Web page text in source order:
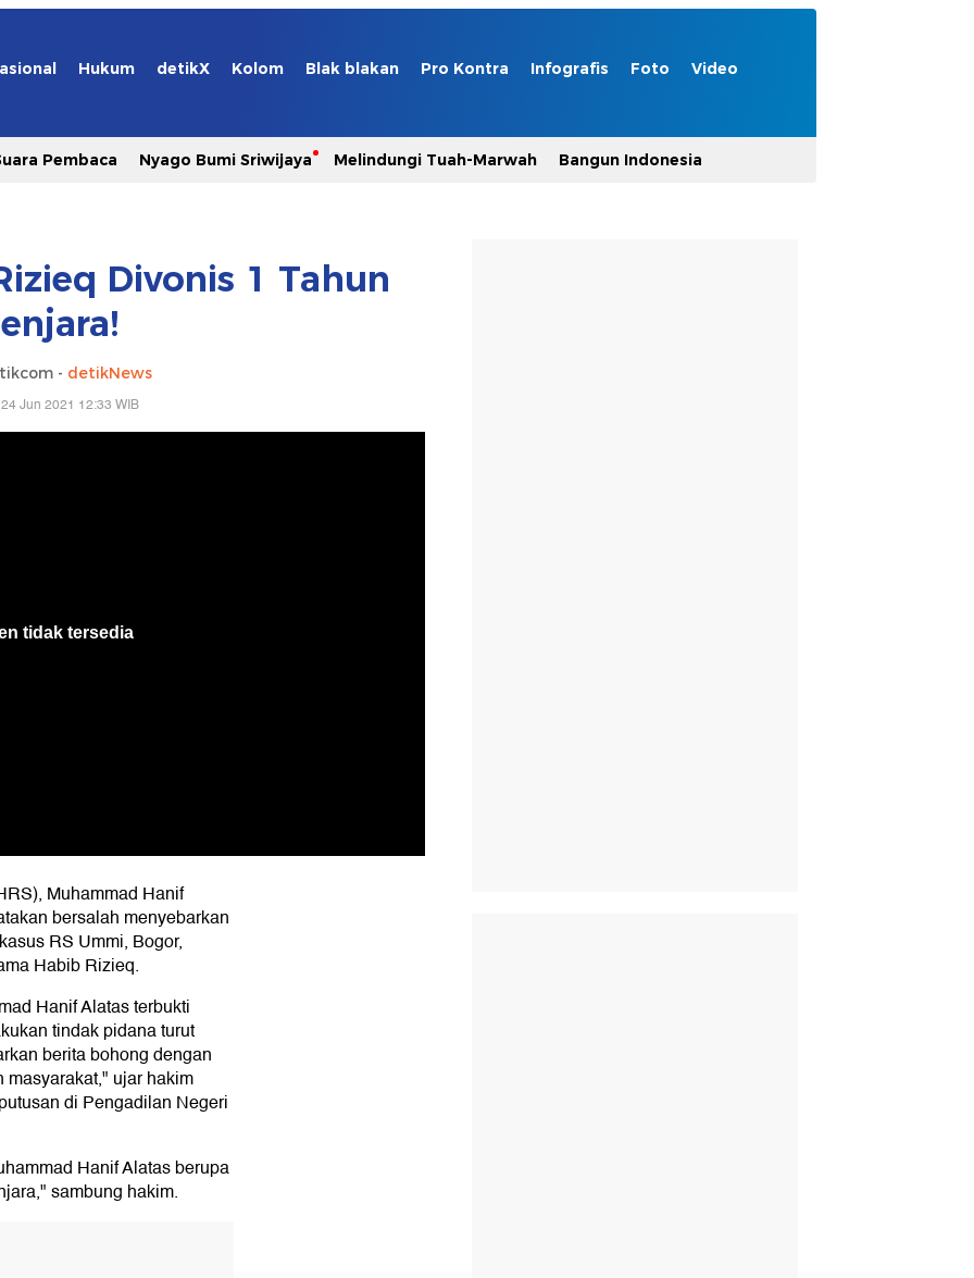
Hukum detikX Kolom Blak blakan Pro Kontra Infografis Foto Video
Pembaca Nyago Bumi Sriwijaya Melindungi Tuah-Marwah Bangun Indonesia
Divonis 1 Tahun
- detikNews
Jun 2021 12:33 WIB
Muhammad Hanif
bersalah menyebarkan
RS Ummi, Bogor,
Habib Rizieq.
Hanif Alatas terbukti
tindak pidana turut
berita bohong dengan
ujar hakim
di Pengadilan Negeri
Hanif Alatas berupa
sambung hakim.